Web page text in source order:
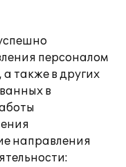
персоналом
также в других
в
направления